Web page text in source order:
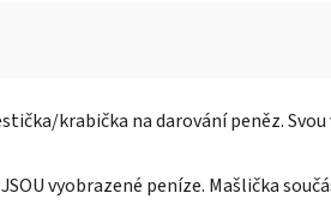
krabička na darování peněz.
vyobrazené peníze. Mašlička